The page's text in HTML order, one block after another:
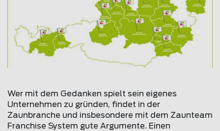
Wer mit dem Gedanken spielt sein eigenes
Unternehmen zu gründen, findet in der
Zaunbranche und insbesondere mit dem Zaunteam
Franchise System gute Argumente. Einen